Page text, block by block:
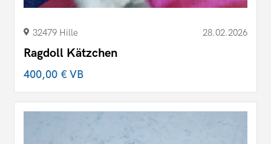
32479 Hille 28.02.2026
Ragdoll Kätzchen
400,00 €VB